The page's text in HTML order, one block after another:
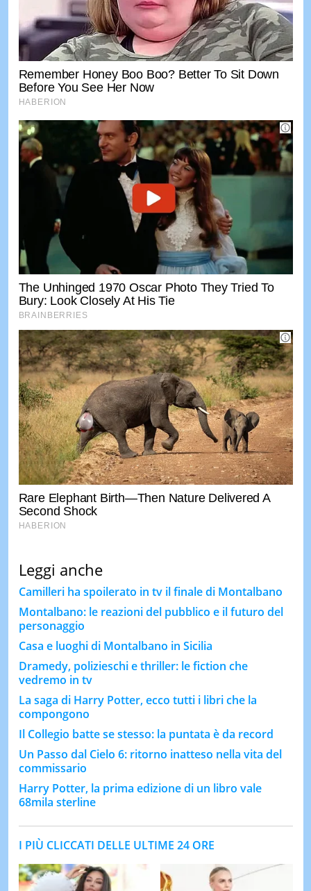
Leggi anche
Camilleri ha spoilerato in tv il finale di Montalbano
Montalbano: le reazioni del pubblico e il futuro del
personaggio
Casa e luoghi di Montalbano in Sicilia
Dramedy, polizieschi e thriller: le fiction che
vedremo in tv
La saga di Harry Potter, ecco tutti i libri che la
compongono
Il Collegio batte se stesso: la puntata è da record
Un Passo dal Cielo 6: ritorno inatteso nella vita del
commissario
Harry Potter, la prima edizione di un libro vale
68mila sterline
I PIÙ CLICCATI DELLE ULTIME 24 ORE